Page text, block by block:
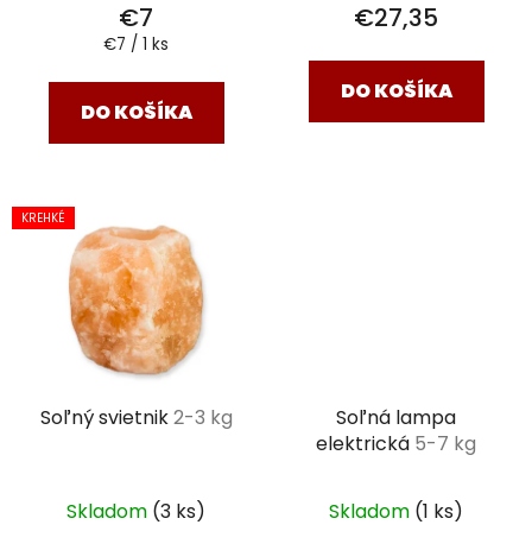
€7
Jednotková
€7 / 1 ks
DO KOŠÍKA
€27,35
DO KOŠÍKA
KREHKÉ
Soľný svietnik2-3 kg
Skladom (3 ks)
Soľná lampa
elektrická 5-7 kg
Skladom (1 ks)